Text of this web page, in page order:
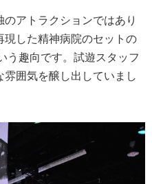
アトラクションではあり
現した精神病院のセットの
う趣向です。試遊スタッフ
囲気を醸し出していまし